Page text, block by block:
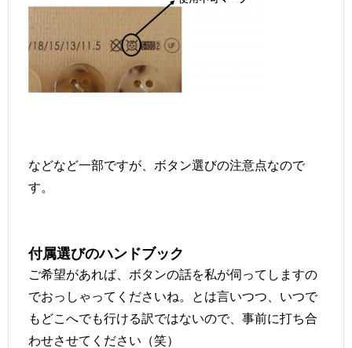
などなど一部ですが、ボタン選びの注意点なので
す。
付属選びのハンドブック
ご希望があれば、ボタンの話を私が伺ってしますの
でおっしゃってくださいね。とは言いつつ、いつで
もどこへでも行ける訳ではないので、事前に打ち合
わせさせてください（笑）